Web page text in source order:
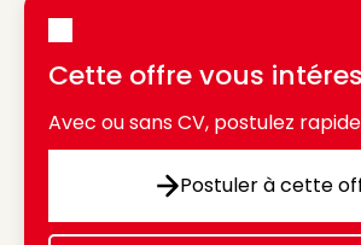
Cette offre vous
Avec ou sans CV, postulez
Postuler
Postuler à cette